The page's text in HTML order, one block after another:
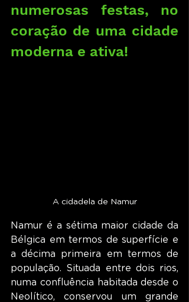
numerosas festas, no
coração de uma cidade
moderna e ativa!
A cidadela de Namur
Namur é a sétima maior cidade da
Bélgica em termos de superfície e
a décima primeira em termos de
população. Situada entre dois rios,
numa confluência habitada desde o
Neolítico, conservou um grande